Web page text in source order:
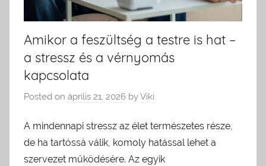
Amikor a feszültség a testre is hat –
a stressz és a vérnyomás
kapcsolata
Posted on április 21, 2026 byViki
A mindennapi stressz az élet természetes része,
de ha tartóssá válik, komoly hatással lehet a
szervezet működésére. Az egyik